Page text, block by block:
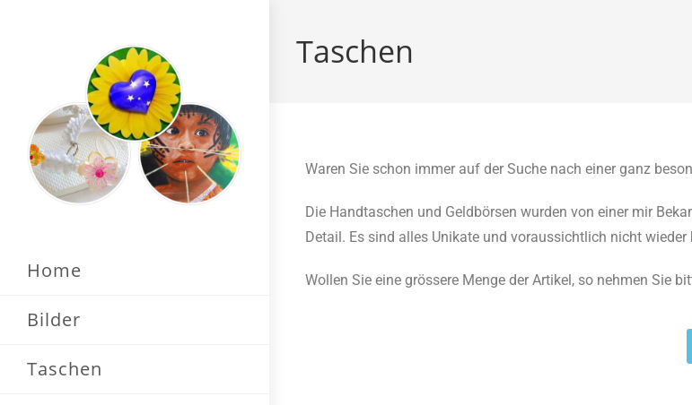
Home
Bilder
Taschen
Taschen
Waren Sie schon immer auf der Suche nach einer ganz
Die Handtaschen und Geldbörsen wurden von einer mir
Detail. Es sind alles Unikate und voraussichtlich nicht
Wollen Sie eine grössere Menge der Artikel, so nehmen Sie